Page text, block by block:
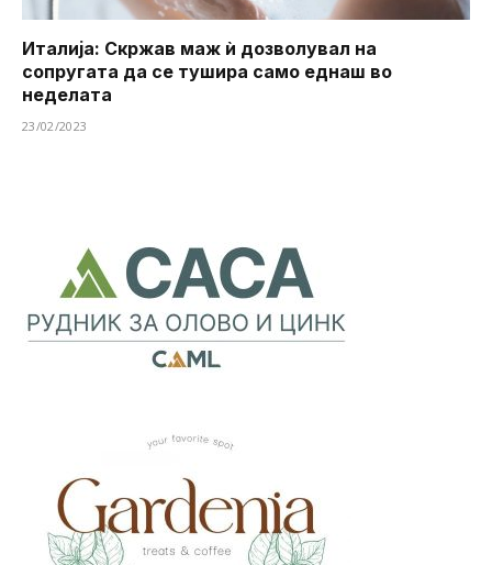
Италија: Скржав маж ѝ дозволувал на
сопругата да се тушира ​​само еднаш во
неделата
23/02/2023